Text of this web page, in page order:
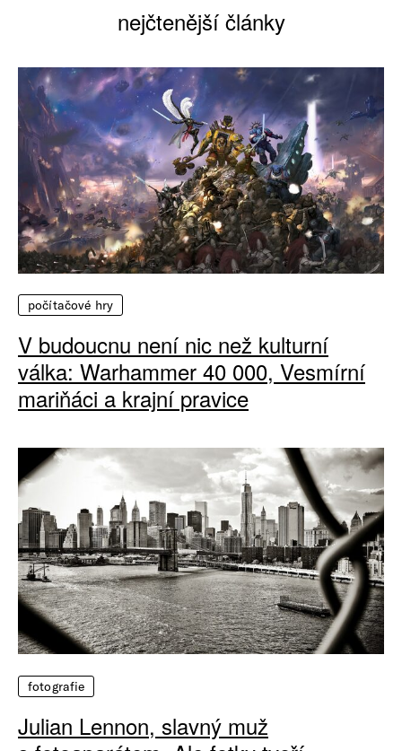
nejčtenější články
počítačové hry
V budoucnu není nic než kulturní
válka: Warhammer 40 000, Vesmírní
mariňáci a krajní pravice
fotografie
Julian Lennon, slavný muž